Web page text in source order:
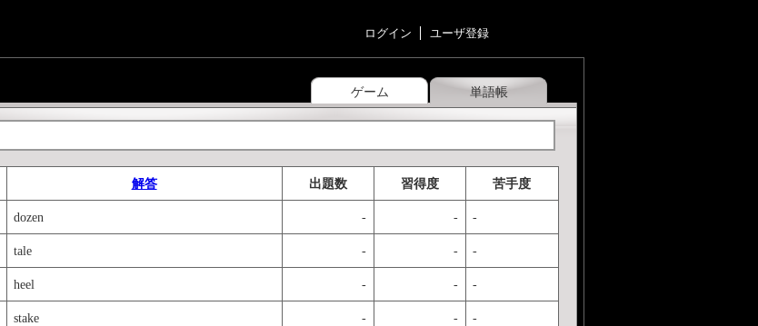
ログイン ユーザ登録
ゲーム 単語帳
解答 出題数 習得度 苦手度
dozen - - -
tale - - -
heel - - -
stake - - -